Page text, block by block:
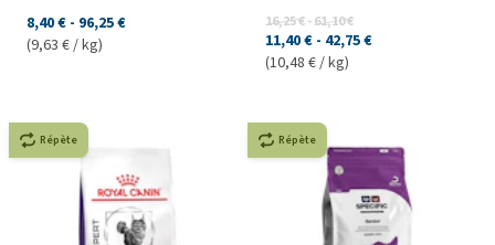
8,40 € - 96,25 €
(9,63 € / kg)
16,25 €-61,10 €
11,40 € - 42,75 €
(10,48 € / kg)
Répète Répète